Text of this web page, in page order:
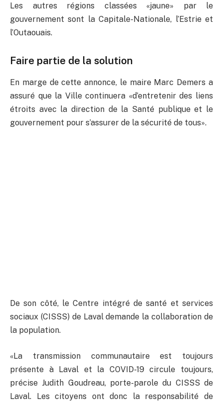
Les autres régions classées «jaune» par le
gouvernement sont la Capitale-Nationale, l’Estrie et
l’Outaouais.
Faire partie de la solution
En marge de cette annonce, le maire Marc Demers a
assuré que la Ville continuera «d’entretenir des liens
étroits avec la direction de la Santé publique et le
gouvernement pour s’assurer de la sécurité de tous».
De son côté, le Centre intégré de santé et services
sociaux (CISSS) de Laval demande la collaboration de
la population.
«La transmission communautaire est toujours
présente à Laval et la COVID-19 circule toujours,
précise Judith Goudreau, porte-parole du CISSS de
Laval. Les citoyens ont donc la responsabilité de